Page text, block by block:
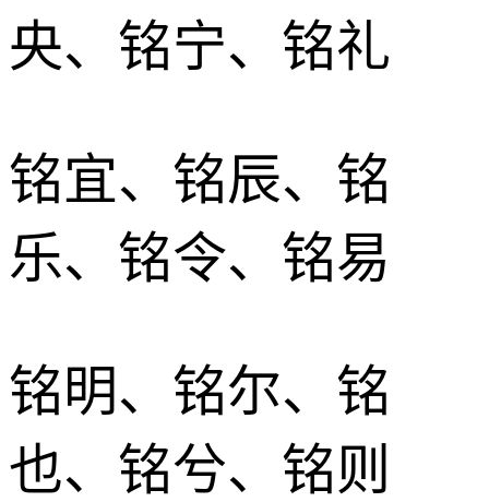
央、铭宁、铭礼
铭宜、铭辰、铭
乐、铭令、铭易
铭明、铭尔、铭
也、铭兮、铭则